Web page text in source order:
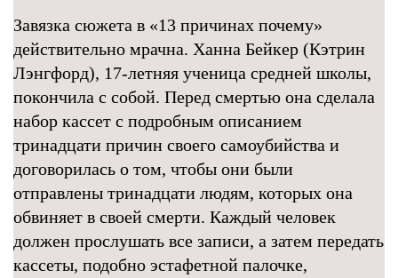
Завязка сюжета в «13 причинах почему»
действительно мрачна. Ханна Бейкер (Кэтрин
Лэнгфорд), 17-летняя ученица средней школы,
покончила с собой. Перед смертью она сделала
набор кассет с подробным описанием
тринадцати причин своего самоубийства и
договорилась о том, чтобы они были
отправлены тринадцати людям, которых она
обвиняет в своей смерти. Каждый человек
должен прослушать все записи, а затем передать
кассеты, подобно эстафетной палочке,